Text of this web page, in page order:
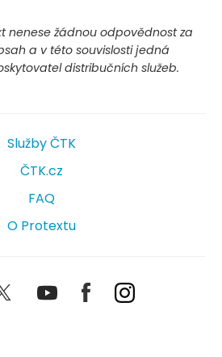
nenese žádnou odpovědnost za
a v této souvislosti jedná
distribučních služeb.
Služby ČTK
ČTK.cz
FAQ
O Protextu
TwitterYoutubeFacebookInstagram